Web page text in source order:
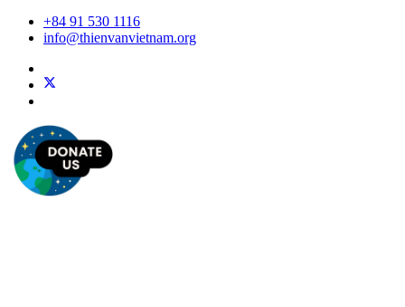
+84 91 530 1116
info@thienvanvietnam.org